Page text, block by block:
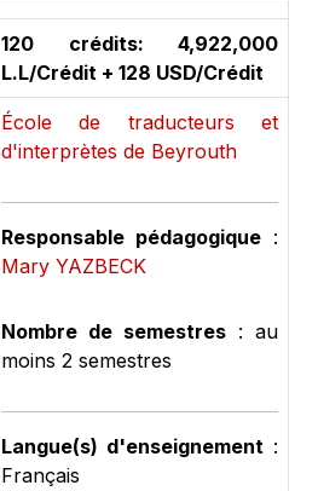
120 crédits: 4,922,000
L.L/Crédit + 128 USD/Crédit
École de traducteurs et
d'interprètes de Beyrouth
Responsable pédagogique :
Mary YAZBECK
Nombre de semestres : au
moins 2 semestres
Langue(s) d'enseignement :
Français